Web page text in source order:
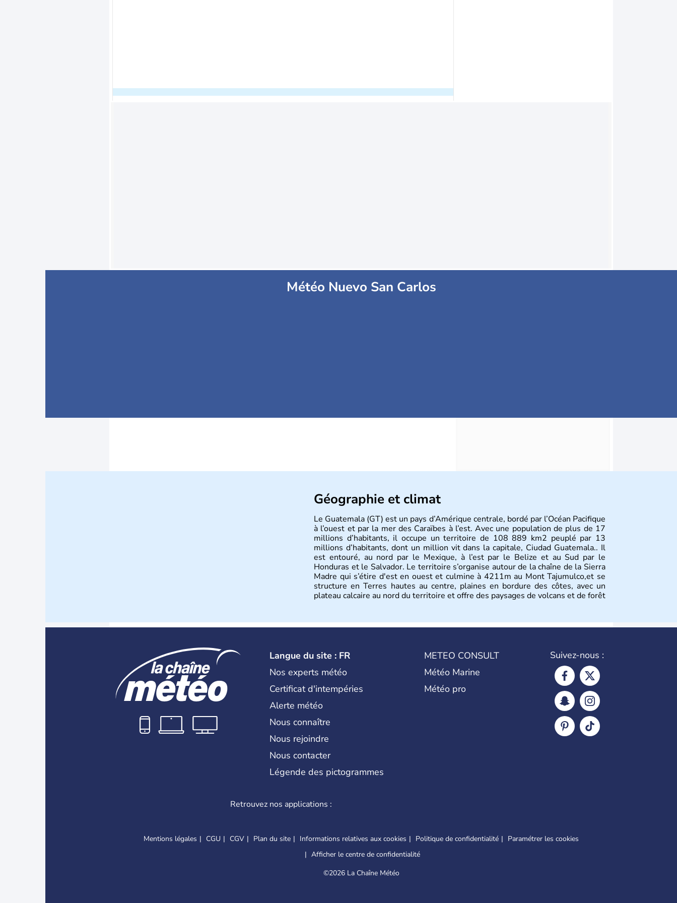
Météo Nuevo San Carlos
Géographie et climat
Le Guatemala (GT) est un pays d’Amérique centrale, bordé par l’Océan Pacifique
à l’ouest et par la mer des Caraïbes à l’est. Avec une population de plus de 17
millions d’habitants, il occupe un territoire de 108 889 km2 peuplé par 13
millions d’habitants, dont un million vit dans la capitale, Ciudad Guatemala.. Il
est entouré, au nord par le Mexique, à l’est par le Belize et au Sud par le
Honduras et le Salvador. Le territoire s’organise autour de la chaîne de la Sierra
Madre qui s’étire d'est en ouest et culmine à 4211m au Mont Tajumulco,et se
structure en Terres hautes au centre, plaines en bordure des côtes, avec un
plateau calcaire au nord du territoire et offre des paysages de volcans et de forêt
Langue du site : FR
Nos experts météo
Certificat d'intempéries
Alerte météo
Nous connaître
Nous rejoindre
Nous contacter
Légende des pictogrammes
METEO CONSULT
Météo Marine
Météo pro
Suivez-nous :
Retrouvez nos applications :
Mentions légales CGU CGV Plan du site Informations relatives aux cookies Politique de confidentialité
Paramétrer les cookies
Afficher le centre de confidentialité
©2026 La Chaîne Météo